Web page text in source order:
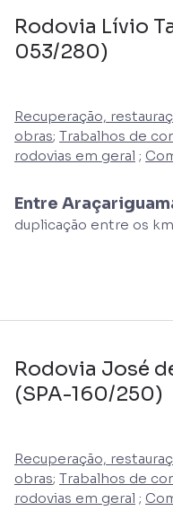
Rodovia Lívio
053/280)
Recuperação,
obras; Trabalhos de
rodovias em geral ;
Entre
duplicação entre os
Rodovia José
(SPA-160/250)
Recuperação,
obras; Trabalhos de
rodovias em geral ;